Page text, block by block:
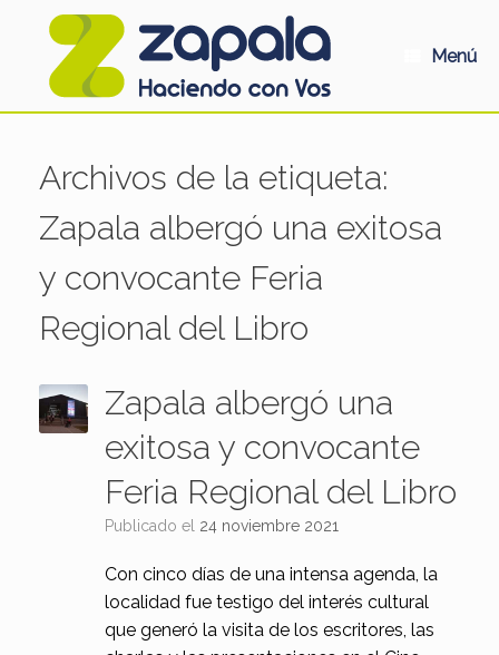
Menú
Archivos de la etiqueta:
Zapala albergó una exitosa
y convocante Feria
Regional del Libro
Zapala albergó una
exitosa y convocante
Feria Regional del Libro
Publicado el 24 noviembre 2021
Con cinco días de una intensa agenda, la
localidad fue testigo del interés cultural
que generó la visita de los escritores, las